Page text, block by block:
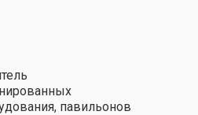
павильонов